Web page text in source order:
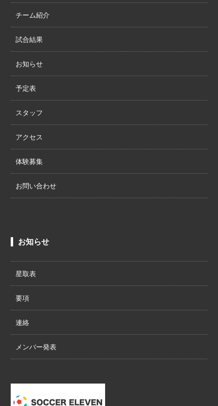
チーム紹介
試合結果
お知らせ
予定表
スタッフ
アクセス
体験募集
お問い合わせ
お知らせ
星取表
要項
連絡
メンバー発表